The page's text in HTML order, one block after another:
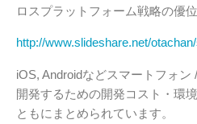
ロスプラットフォーム戦略の優
http://www.slideshare.net/
iOS, Androidなどスマートフォン
開発するための開発コスト・環
ともにまとめられています。